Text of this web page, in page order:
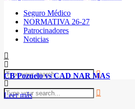
Seguro Médico
NORMATIVA 26-27
Patrocinadores
Noticias
CB Pozuelo vs CAD NAR MAS
Leer más